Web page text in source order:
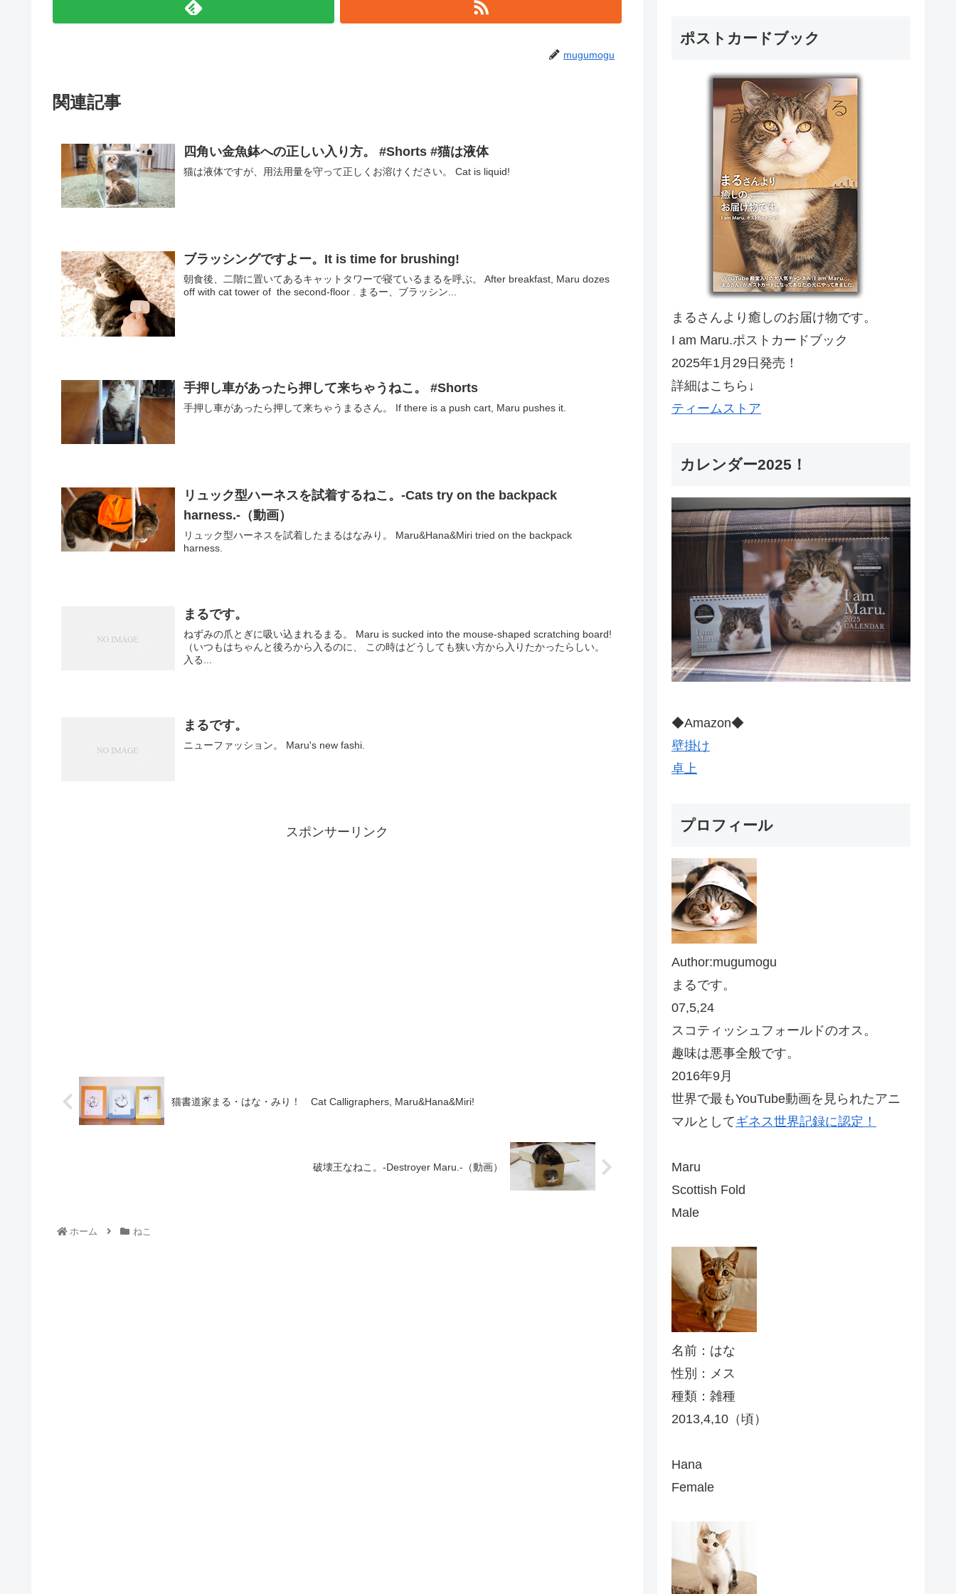
mugumogu
関連記事
四角い金魚鉢への正しい入り方。 #Shorts #猫は液体
猫は液体ですが、用法用量を守って正しくお溶けください。 Cat is liquid!
ブラッシングですよー。It is time for brushing!
朝食後、二階に置いてあるキャットタワーで寝ているまるを呼ぶ。 After breakfast, Maru dozes
off with cat tower of the second-floor . まるー、ブラッシン...
手押し車があったら押して来ちゃうねこ。 #Shorts
手押し車があったら押して来ちゃうまるさん。 If there is a push cart, Maru pushes it.
リュック型ハーネスを試着するねこ。-Cats try on the backpack
harness.-（動画）
リュック型ハーネスを試着したまるはなみり。 Maru&Hana&Miri tried on the backpack
harness.
まるです。
ねずみの爪とぎに吸い込まれるまる。 Maru is sucked into the mouse-shaped scratching board!
（いつもはちゃんと後ろから入るのに、 この時はどうしても狭い方から入りたかったらしい。
入る...
まるです。
ニューファッション。 Maru's new fashi.
スポンサーリンク
猫書道家まる・はな・みり！ Cat Calligraphers, Maru&Hana&Miri!
破壊王なねこ。-Destroyer Maru.-（動画）
ホーム ねこ
ポストカードブック
まるさんより癒しのお届け物です。
I am Maru.ポストカードブック
2025年1月29日発売！
詳細はこちら↓
ティームストア
カレンダー2025！
◆Amazon◆
壁掛け
卓上
プロフィール
Author:mugumogu
まるです。
07,5,24
スコティッシュフォールドのオス。
趣味は悪事全般です。
2016年9月
世界で最もYouTube動画を見られたアニ
マルとしてギネス世界記録に認定！
Maru
Scottish Fold
Male
名前：はな
性別：メス
種類：雑種
2013,4,10（頃）
Hana
Female